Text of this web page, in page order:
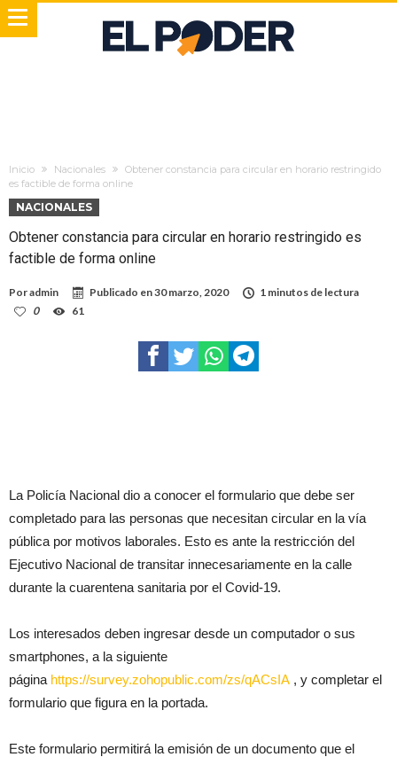
Inicio Nacionales
Obtener constancia para circular en horario restringido
es factible de forma online
NACIONALES
Obtener constancia para circular en horario restringido es
factible de forma online
Poradmin Publicado en30 marzo, 2020
1 minutos de lectura
0
61
La Policía Nacional dio a conocer el formulario que debe ser
completado para las personas que necesitan circular en la vía
pública por motivos laborales. Esto es ante la restricción del
Ejecutivo Nacional de transitar innecesariamente en la calle
durante la cuarentena sanitaria por el Covid-19.
Los interesados deben ingresar desde un computador o sus
smartphones, a la siguiente
página https://survey.zohopublic.com/zs/qACsIA , y completar el
formulario que figura en la portada.
Este formulario permitirá la emisión de un documento que el